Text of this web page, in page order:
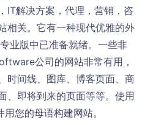
IT解决方案，代理，营销，咨
相关。它有一种现代优雅的外
业版中已准备就绪。一些非
公司的网站非常有用，
时间线、图库、博客页面、商
、即将到来的页面等等。使用
您的母语构建网站。